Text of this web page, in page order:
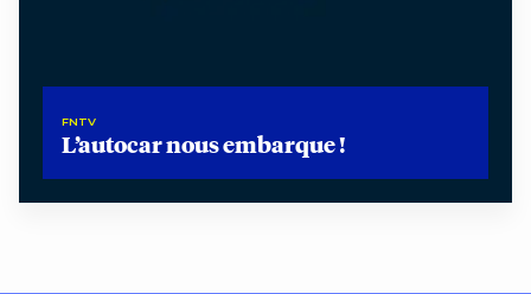
FNTV
L’autocar nous embarque !